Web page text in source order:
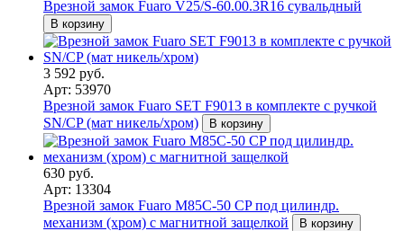
Врезной замок Fuaro V25/S-60.00.3R16 сувальдный
В корзину
3 592 руб.
Арт: 53970
Врезной замок Fuaro SET F9013 в комплекте с ручкой
SN/CP (мат никель/хром)
В корзину
630 руб.
Арт: 13304
Врезной замок Fuaro M85C-50 CP под цилиндр.
механизм (хром) с магнитной защелкой
В корзину